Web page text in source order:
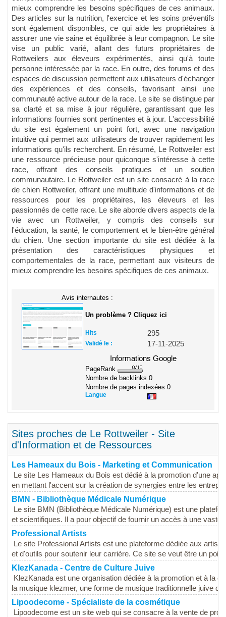
mieux comprendre les besoins spécifiques de ces animaux.
Des articles sur la nutrition, l'exercice et les soins préventifs
sont également disponibles, ce qui aide les propriétaires à
assurer une vie saine et équilibrée à leur compagnon. Le site
vise un public varié, allant des futurs propriétaires de
Rottweilers aux éleveurs expérimentés, ainsi qu'à toute
personne intéressée par la race. En outre, des forums et des
espaces de discussion permettent aux utilisateurs d'échanger
des expériences et des conseils, favorisant ainsi une
communauté active autour de la race. Le site se distingue par
sa clarté et sa mise à jour régulière, garantissant que les
informations fournies sont pertinentes et à jour. L'accessibilité
du site est également un point fort, avec une navigation
intuitive qui permet aux utilisateurs de trouver rapidement les
informations qu'ils recherchent. En résumé, Le Rottweiler est
une ressource précieuse pour quiconque s'intéresse à cette
race, offrant des conseils pratiques et un soutien
communautaire. Le Rottweiler est un site consacré à la race
de chien Rottweiler, offrant une multitude d'informations et de
ressources pour les propriétaires, les éleveurs et les
passionnés de cette race. Le site aborde divers aspects de la
vie avec un Rottweiler, y compris des conseils sur
l'éducation, la santé, le comportement et le bien-être général
du chien. Une section importante du site est dédiée à la
présentation des caractéristiques physiques et
comportementales de la race, permettant aux visiteurs de
mieux comprendre les besoins spécifiques de ces animaux.
Avis internautes :
Un problème ? Cliquez ici
Hits 295
Validé le :
17-11-2025
Informations Google
PageRank
Nombre de backlinks 0
Nombre de pages indexées 0
Langue
Sites proches de Le Rottweiler - Site
d'Information et de Ressources
Les Hameaux du Bois - Marketing et Communication
Le site Les Hameaux du Bois est dédié à la promotion d'une
en mettant l'accent sur la création de synergies entre les
BMN - Bibliothèque Médicale Numérique
Le site BMN (Bibliothèque Médicale Numérique) est une
et scientifiques. Il a pour objectif de fournir un accès à une
Professional Artists
Le site Professional Artists est une plateforme dédiée aux
et d'outils pour soutenir leur carrière. Ce site se veut être un point
KlezKanada - Centre de Culture Juive
KlezKanada est une organisation dédiée à la promotion et à la
la musique klezmer, une forme de musique traditionnelle juive
Lipoodecome - Spécialiste de la cosmétique
Lipoodecome est un site web qui se consacre à la vente de